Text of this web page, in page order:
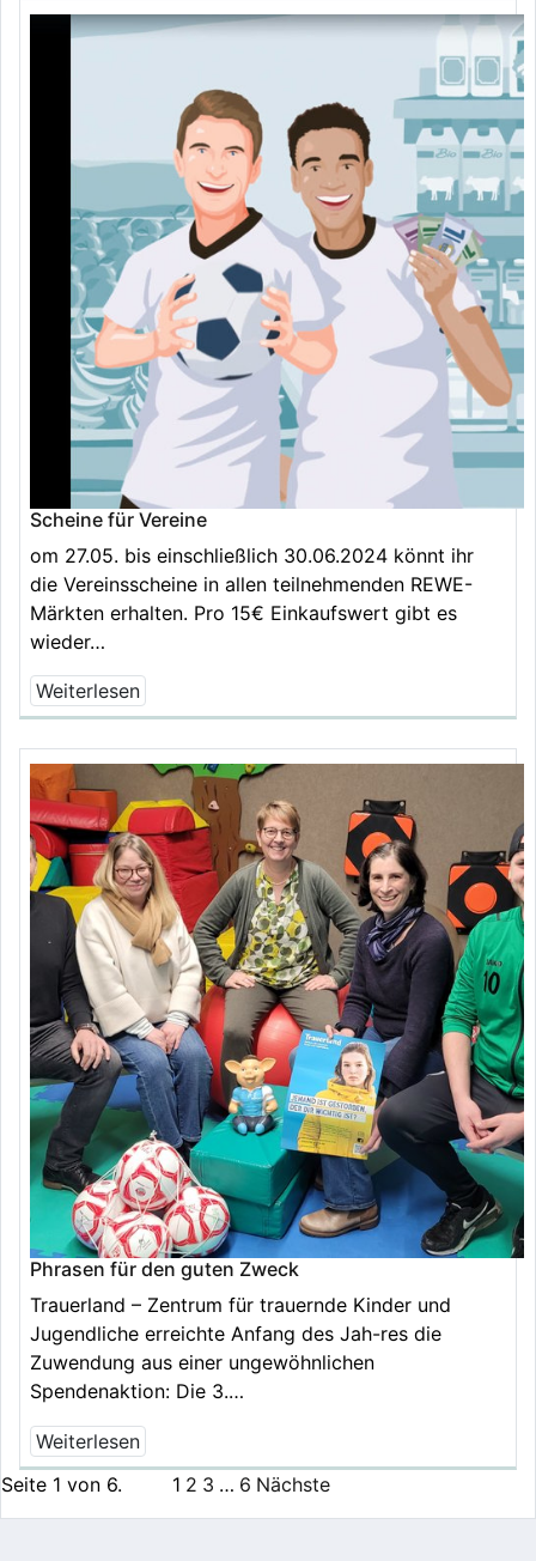
Scheine für Vereine
om 27.05. bis einschließlich 30.06.2024 könnt ihr
die Vereinsscheine in allen teilnehmenden REWE-
Märkten erhalten. Pro 15€ Einkaufswert gibt es
wieder…
Weiterlesen
Phrasen für den guten Zweck
Trauerland – Zentrum für trauernde Kinder und
Jugendliche erreichte Anfang des Jah-res die
Zuwendung aus einer ungewöhnlichen
Spendenaktion: Die 3.…
Weiterlesen
Seite 1 von 6.
1 2 3 … 6 Nächste